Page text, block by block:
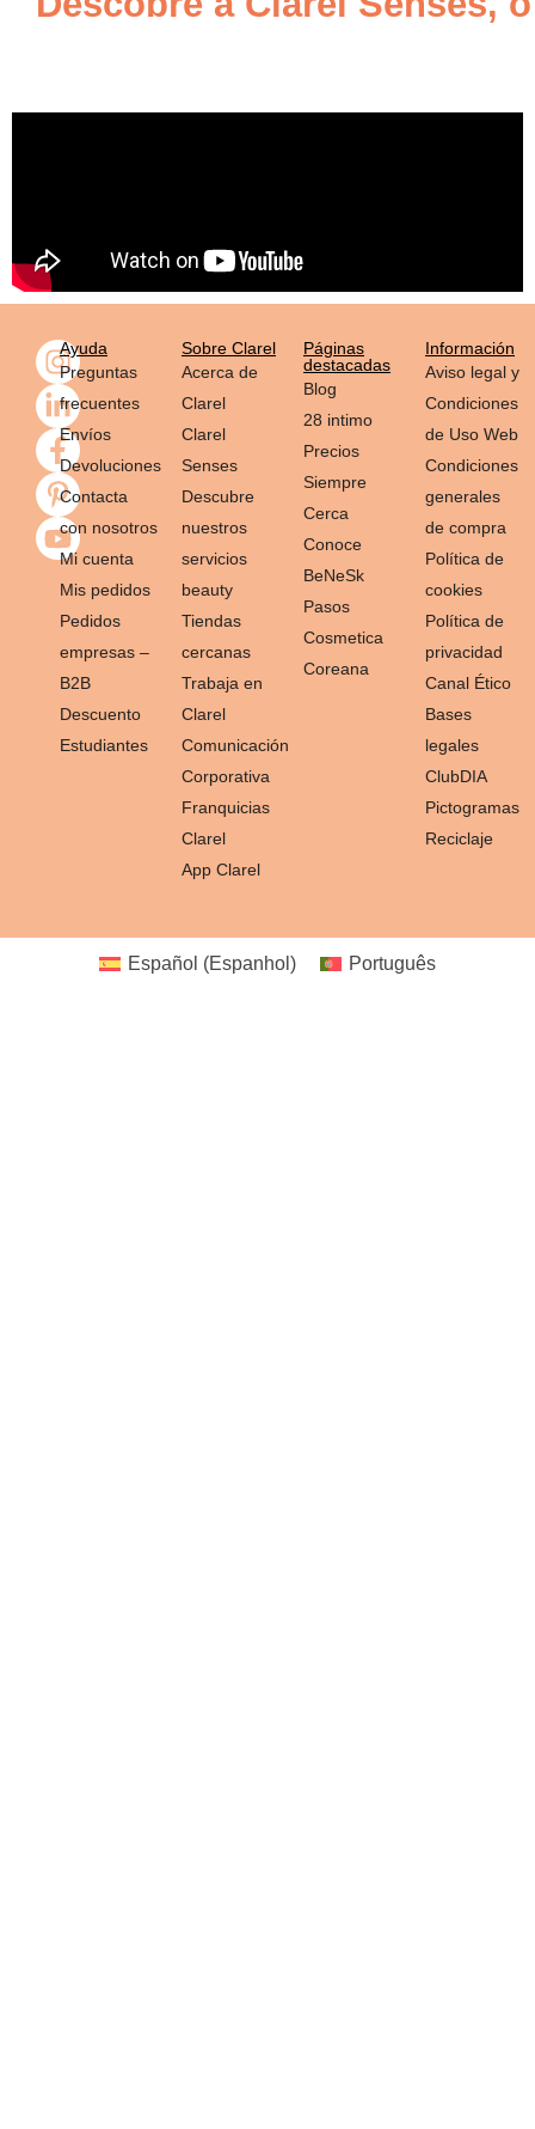
Ayuda
Preguntas
frecuentes
Envíos
Devoluciones
Contacta
con nosotros
Mi cuenta
Mis pedidos
Pedidos
empresas –
B2B
Descuento
Estudiantes
Sobre Clarel
Acerca de
Clarel
Clarel
Senses
Descubre
nuestros
servicios
beauty
Tiendas
cercanas
Trabaja en
Clarel
Comunicación
Corporativa
Franquicias
Clarel
App Clarel
Páginas
destacadas
Blog
28 intimo
Precios
Siempre
Cerca
Conoce
BeNeSk
Pasos
Cosmetica
Coreana
Información
Aviso legal y
Condiciones
de Uso Web
Condiciones
generales
de compra
Política de
cookies
Política de
privacidad
Canal Ético
Bases
legales
ClubDIA
Pictogramas
Reciclaje
Español (Espanhol ) Português